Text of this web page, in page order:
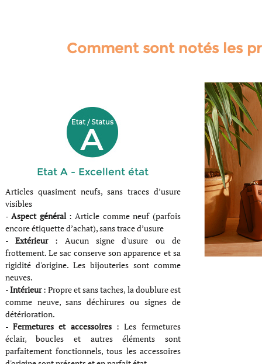
Comment sont notés les
Etat A - Excellent état
Articles quasiment neufs, sans traces d’usure
visibles
-Aspect général: Article comme neuf (parfois
encore étiquette d’achat), sans trace d’usure
- Extérieur: Aucun signe d'usure ou de
frottement. Le sac conserve son apparence et sa
rigidité d'origine. Les bijouteries sont comme
neuves.
-Intérieur: Propre et sans taches, la doublure est
comme neuve, sans déchirures ou signes de
détérioration.
-Fermetures et accessoires: Les fermetures
éclair, boucles et autres éléments sont
parfaitement fonctionnels, tous les accessoires